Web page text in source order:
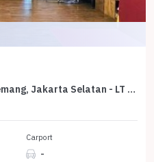
For Sale rumah Eksklusif di Kemang, Jakarta Selatan - LT 1344m²
Carport
-